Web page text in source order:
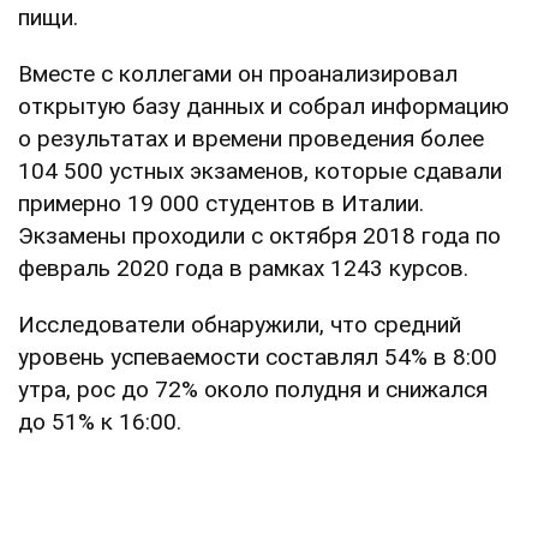
пищи.
Вместе с коллегами он проанализировал
открытую базу данных и собрал информацию
о результатах и времени проведения более
104 500 устных экзаменов, которые сдавали
примерно 19 000 студентов в Италии.
Экзамены проходили с октября 2018 года по
февраль 2020 года в рамках 1243 курсов.
Исследователи обнаружили, что средний
уровень успеваемости составлял 54% в 8:00
утра, рос до 72% около полудня и снижался
до 51% к 16:00.